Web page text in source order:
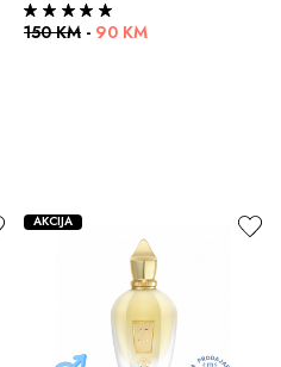
150 KM - 90 KM
AKCIJA